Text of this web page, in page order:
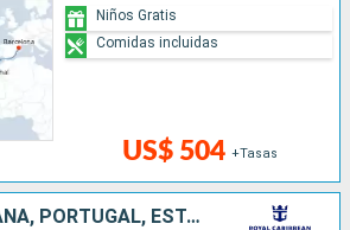
US$ 504 +Tasas
Niños Gratis
Comidas incluidas
REINO UNIDO, ESPAÑA, PORTUGAL, ESTADOS UNIDOS